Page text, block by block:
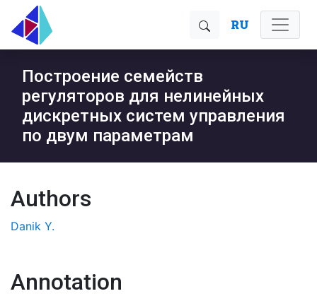
RU
Построение семейств
регуляторов для нелинейных
дискретных систем управления
по двум параметрам
Authors
Danik Y.
Annotation